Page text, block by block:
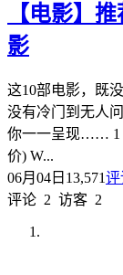
【电影】
影
这10部电影，既
没有冷门到无人
你一一呈现…… 1
价) W...
06月04日 13,571评
评论 2 访客 2